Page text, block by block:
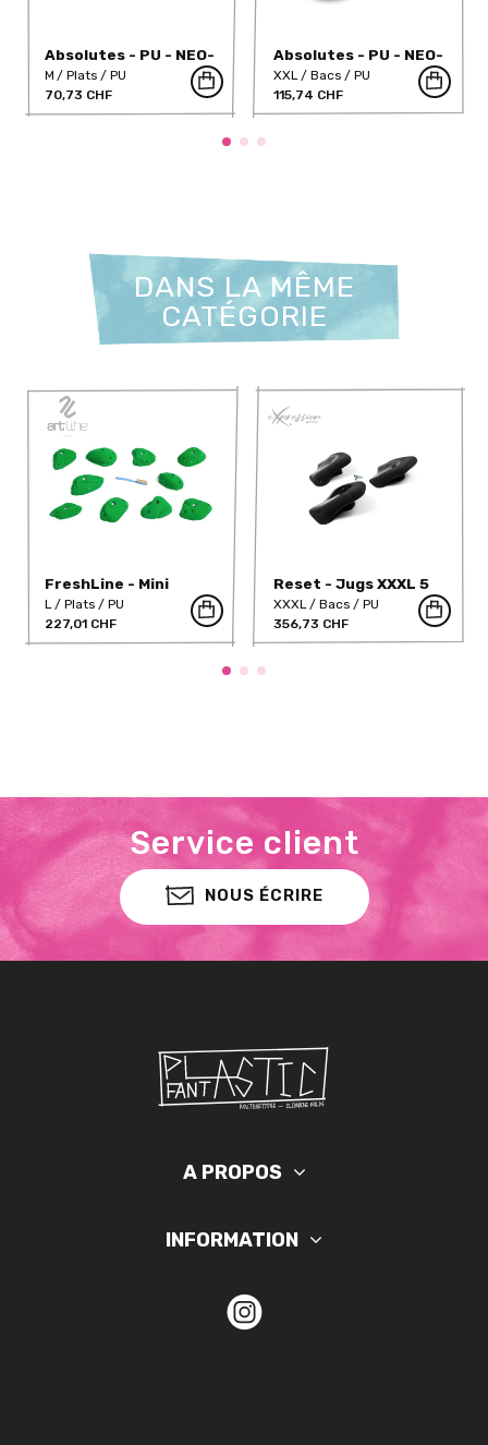
Absolutes - PU - NEO-
34PU
M Plats
PU
70,73 CHF
Absolutes - PU - NEO-
3PU
XXL Bacs
PU
115,74 CHF
DANS LA MÊME
CATÉGORIE
FreshLine - Mini
Slopers (PU)
L Plats
PU
227,01 CHF
Reset - Jugs XXXL 5
XXXL Bacs
PU
356,73 CHF
Service client
NOUS ÉCRIRE
A PROPOS
INFORMATION